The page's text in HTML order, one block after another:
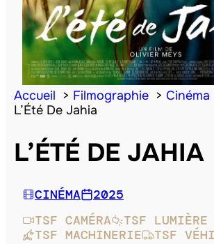
Accueil Filmographie
Cinéma
L’Été De Jahia
L’ÉTÉ DE JAHIA
CINÉMA
2025
TSF CAMÉRA
TSF LUMIÈRE
TSF MACHINERIE
TSF